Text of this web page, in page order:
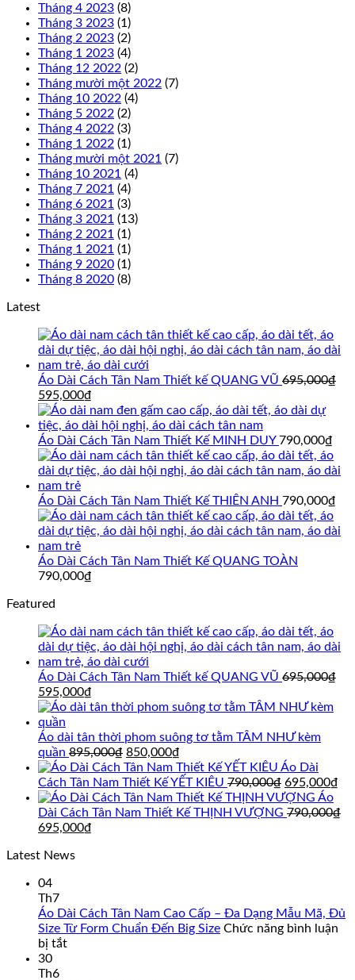
Tháng 4 2023 (8)
Tháng 3 2023 (1)
Tháng 2 2023 (2)
Tháng 1 2023 (4)
Tháng 12 2022 (2)
Tháng mười một 2022 (7)
Tháng 10 2022 (4)
Tháng 5 2022 (2)
Tháng 4 2022 (3)
Tháng 1 2022 (1)
Tháng mười một 2021 (7)
Tháng 10 2021 (4)
Tháng 7 2021 (4)
Tháng 6 2021 (3)
Tháng 3 2021 (13)
Tháng 2 2021 (1)
Tháng 1 2021 (1)
Tháng 9 2020 (1)
Tháng 8 2020 (8)
Latest
Áo Dài Cách Tân Nam Thiết kế QUANG VŨ 695,000₫
Giá
gốc
là:
695,000₫.
595,000₫
hiện
tại
là:
595,000₫.
Áo Dài Cách Tân Nam Thiết Kế MINH DUY 790,000₫
Áo Dài Cách Tân Nam Thiết Kế THIÊN ANH 790,000₫
Áo Dài Cách Tân Nam Thiết Kế QUANG TOÀN
790,000₫
Featured
Áo Dài Cách Tân Nam Thiết kế QUANG VŨ 695,000₫
Giá
gốc
là:
695,000₫.
595,000₫
hiện
là:
595,000₫.
Áo dài tân thời phom suông tơ tằm TÂM NHƯ kèm
quần 895,000₫ Giá
gốc
là:
895,000₫.
850,000₫
hiện
tại
là:
850,000₫.
Áo Dài
Cách Tân Nam Thiết Kế YẾT KIÊU 790,000₫ Giá
gốc
là:
695,000₫
tại
Áo
Dài Cách Tân Nam Thiết Kế THỊNH VƯỢNG 790,000₫
Giá
là:
695,000₫
Latest News
04
Th7
Áo Dài Cách Tân Nam Cao Cấp – Đa Dạng Mẫu Mã, Đủ
Size Từ Form Chuẩn Đến Big Size Chức năng bình luận
bị tắtở
30
Th6